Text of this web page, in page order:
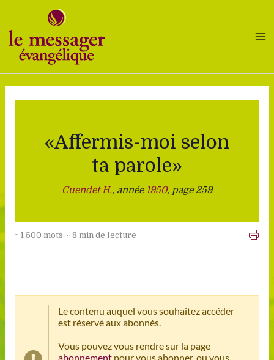
contenu
«Affermis-moi selon
ta parole»
Cuendet H., année1950, page 259
~ 1 500 mots · 8 min de lecture
Le contenu auquel vous souhaitez accéder
est réservé aux abonnés.
Vous pouvez vous rendre sur la page
abonnementpour vous abonner, ou vous